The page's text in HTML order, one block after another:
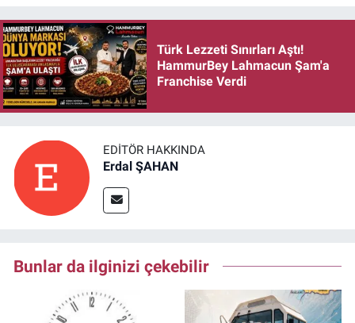
Türk Lezzeti Sınırları Aştı!
HammurBey Lahmacun Şam'a
Franchise Verdi
EDITÖR HAKKINDA
Erdal ŞAHAN
Bunlar da ilginizi çekebilir